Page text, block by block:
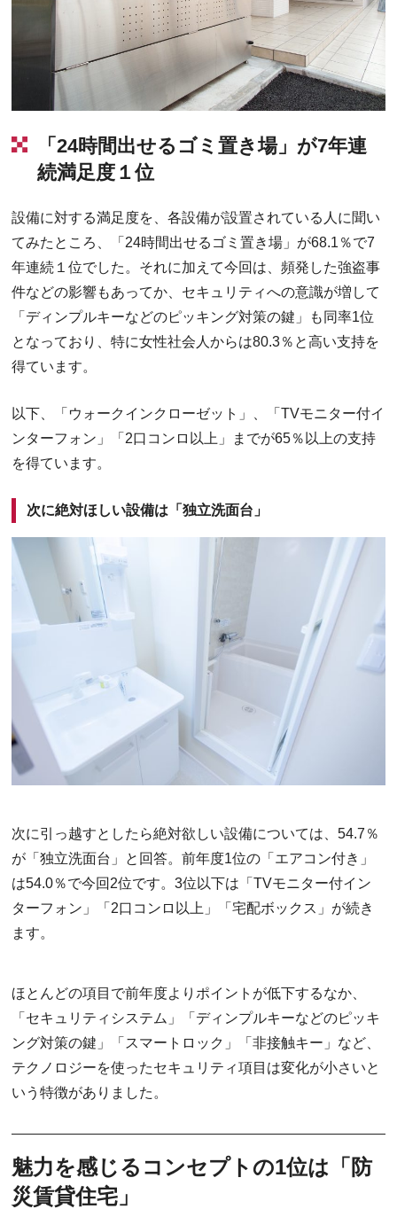
「24時間出せるゴミ置き場」が7年連
続満足度１位
設備に対する満足度を、各設備が設置されている人に聞い
てみたところ、「24時間出せるゴミ置き場」が68.1％で7
年連続１位でした。それに加えて今回は、頻発した強盗事
件などの影響もあってか、セキュリティへの意識が増して
「ディンプルキーなどのピッキング対策の鍵」も同率1位
となっており、特に女性社会人からは80.3％と高い支持を
得ています。
以下、「ウォークインクローゼット」、「TVモニター付イ
ンターフォン」「2口コンロ以上」までが65％以上の支持
を得ています。
次に絶対ほしい設備は「独立洗面台」
次に引っ越すとしたら絶対欲しい設備については、54.7％
が「独立洗面台」と回答。前年度1位の「エアコン付き」
は54.0％で今回2位です。3位以下は「TVモニター付イン
ターフォン」「2口コンロ以上」「宅配ボックス」が続き
ます。
ほとんどの項目で前年度よりポイントが低下するなか、
「セキュリティシステム」「ディンプルキーなどのピッキ
ング対策の鍵」「スマートロック」「非接触キー」など、
テクノロジーを使ったセキュリティ項目は変化が小さいと
いう特徴がありました。
魅力を感じるコンセプトの1位は「防
災賃貸住宅」